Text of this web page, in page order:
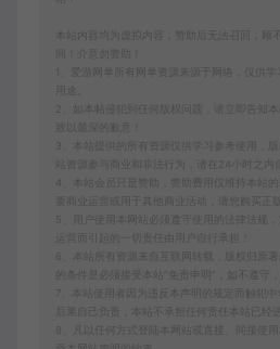
本站内容均为虚拟内容，赞助后无法召回，顾
间！介意勿赞助！
1、爱游网单所有网单资源来源于网络，仅供学
2、如本帖侵犯到任何版权问题，请立即告知
致以最深的歉意！
3、本站提供的所有资源仅供学习参考使用，
站资源参与商业和非法行为，请在24小时之内
4、本站会员只是赞助，赞助费用仅维持本站
要商业运营或用于其他商业活动，请您购买正
5、用户使用本网站必须遵守使用的法律法规
6、本站所有资源来自互联网转载，版权归原著
的条件是必须接受本站“免责申明”，如不遵守
7、本站使用者因为违反本声明的规定而触犯
后果自己负责，本站不承担任何责任本站已经
8、凡以任何方式登陆本网站或直接、间接使